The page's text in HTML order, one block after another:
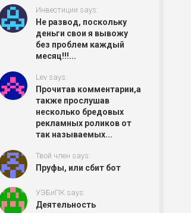
Инвестиции says:
Не развод, поскольку
деньги свои я вывожу
без проблем каждый
месяц!!!...
Lev says:
Прочитав комментарии,а
также прослушав
несколько бредовых
рекламных роликов от
так называемых...
Твой член says:
Пруфы, или сбит бот
УЭБиПК says:
Деятельность